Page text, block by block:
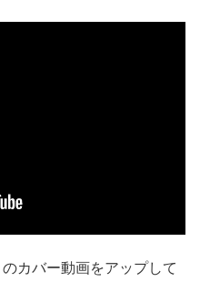
カバー動画をアップして